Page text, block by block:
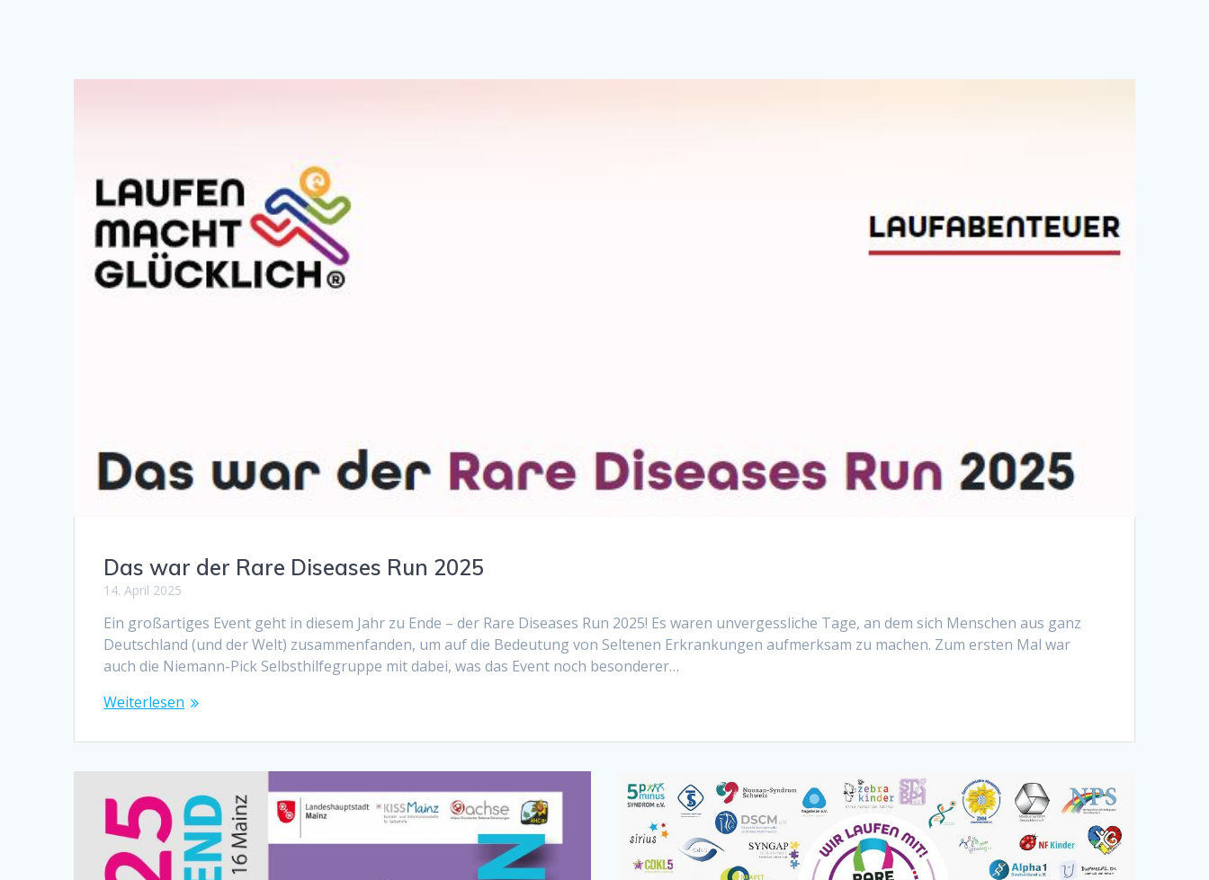
Das war der Rare Diseases Run 2025
14. April 2025
Ein großartiges Event geht in diesem Jahr zu Ende – der Rare Diseases Run 2025! Es waren unvergessliche Tage, an dem sich Menschen aus ganz
Deutschland (und der Welt) zusammenfanden, um auf die Bedeutung von Seltenen Erkrankungen aufmerksam zu machen. Zum ersten Mal war
auch die Niemann-Pick Selbsthilfegruppe mit dabei, was das Event noch besonderer…
Weiterlesen